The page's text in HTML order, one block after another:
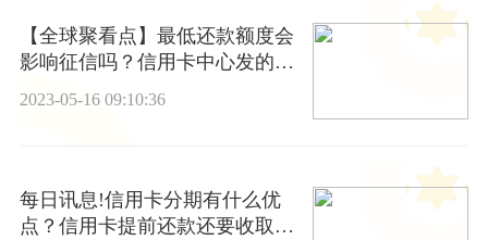
【全球聚看点】最低还款额度会
影响征信吗？信用卡中心发的催
2023-05-16 09:10:36
每日讯息!信用卡分期有什么优
点？信用卡提前还款还要收取手